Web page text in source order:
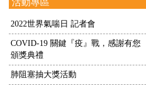
活動專區
2022世界氣喘日 記者會
COVID-19 關鍵『疫』戰，感謝有您
頒獎典禮
肺阻塞抽大獎活動